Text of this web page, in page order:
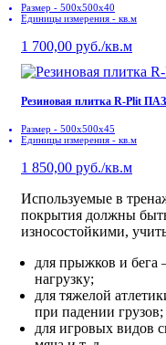
Размер - 500x500х40
Единицы измерения - кв.м
1 700,00 руб./кв.м
Резиновая плитка R-Plit
Размер - 500x500х45
Единицы измерения - кв.м
1 850,00 руб./кв.м
Используемые в
покрытия должны
износостойкими,
для прыжков и бега
нагрузку;
для тяжелой
при падении грузов;
для игровых видов